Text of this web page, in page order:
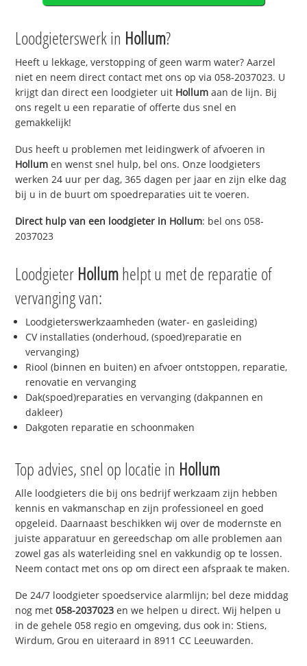
Loodgieterswerk in Hollum?
Heeft u lekkage, verstopping of geen warm water? Aarzel
niet en neem direct contact met ons op via 058-2037023. U
krijgt dan direct een loodgieter uit Hollum aan de lijn. Bij
ons regelt u een reparatie of offerte dus snel en
gemakkelijk!
Dus heeft u problemen met leidingwerk of afvoeren in
Hollum en wenst snel hulp, bel ons. Onze loodgieters
werken 24 uur per dag, 365 dagen per jaar en zijn elke dag
bij u in de buurt om spoedreparaties uit te voeren.
Direct hulp van een loodgieter in Hollum: bel ons 058-
2037023
Loodgieter Hollumhelpt u met de reparatie of
vervanging van:
Loodgieterswerkzaamheden (water- en gasleiding)
CV installaties (onderhoud, (spoed)reparatie en
vervanging)
Riool (binnen en buiten) en afvoer ontstoppen, reparatie,
renovatie en vervanging
Dak(spoed)reparaties en vervanging (dakpannen en
dakleer)
Dakgoten reparatie en schoonmaken
Top advies, snel op locatie in Hollum
Alle loodgieters die bij ons bedrijf werkzaam zijn hebben
kennis en vakmanschap en zijn professioneel en goed
opgeleid. Daarnaast beschikken wij over de modernste en
juiste apparatuur en gereedschap om alle problemen aan
zowel gas als waterleiding snel en vakkundig op te lossen.
Neem contact met ons op om direct een afspraak te maken.
De 24/7 loodgieter spoedservice alarmlijn; bel deze middag
nog met058-2037023 en we helpen u direct. Wij helpen u
in de gehele 058 regio en omgeving, dus ook in: Stiens,
Wirdum, Grou en uiteraard in 8911 CC Leeuwarden.